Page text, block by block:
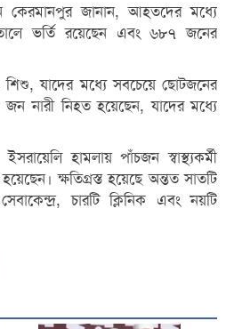
কেরমানপুর জানান, আহতদের মধ্যে
ভর্তি রয়েছেন এবং ৬৮৭ জনের
যাদের মধ্যে সবচেয়ে ছোটজনের
নারী নিহত হয়েছেন, যাদের মধ্যে
হামলায় পাঁচজন স্বাস্থ্যকর্মী
ক্ষতিগ্রস্ত হয়েছে অন্তত সাতটি
চারটি ক্লিনিক এবং নয়টি